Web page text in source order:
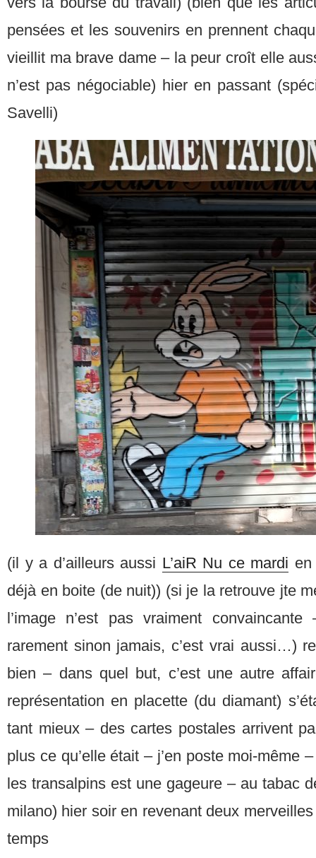
pensées et les souvenirs en prennent
vieillit ma brave dame – la peur croît elle
n’est pas négociable) hier en passant
Savelli)
(il y a d’ailleurs aussi L’aiR Nu ce mardi en
déjà en boite (de nuit)) (si je la retrouve jte
l’image n’est pas vraiment
rarement sinon jamais, c’est vrai aussi…)
bien – dans quel but, c’est une autre
représentation en placette (du diamant)
tant mieux – des cartes postales arrivent
plus ce qu’elle était – j’en poste moi-même
les transalpins est une gageure – au tabac
milano) hier soir en revenant deux
temps